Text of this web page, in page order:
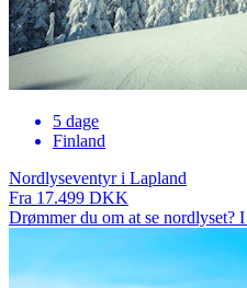
5 dage
Finland
Nordlyseventyr i Lapland
Fra 17.499 DKK
Drømmer du om at se nordlyset?